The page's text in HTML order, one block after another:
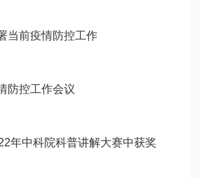
当前疫情防控工作
防控工作会议
年中科院科普讲解大赛中获奖